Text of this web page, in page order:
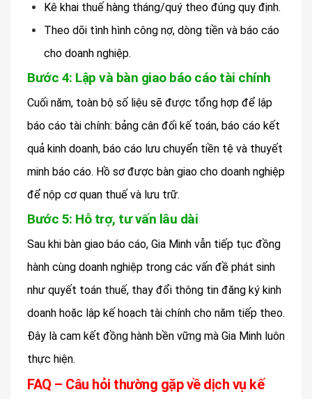
Kê khai thuế hàng tháng/quý theo đúng quy định.
Theo dõi tình hình công nợ, dòng tiền và báo cáo
cho doanh nghiệp.
Bước 4: Lập và bàn giao báo cáo tài chính
Cuối năm, toàn bộ số liệu sẽ được tổng hợp để lập
báo cáo tài chính: bảng cân đối kế toán, báo cáo kết
quả kinh doanh, báo cáo lưu chuyển tiền tệ và thuyết
minh báo cáo. Hồ sơ được bàn giao cho doanh nghiệp
để nộp cơ quan thuế và lưu trữ.
Bước 5: Hỗ trợ, tư vấn lâu dài
Sau khi bàn giao báo cáo, Gia Minh vẫn tiếp tục đồng
hành cùng doanh nghiệp trong các vấn đề phát sinh
như quyết toán thuế, thay đổi thông tin đăng ký kinh
doanh hoặc lập kế hoạch tài chính cho năm tiếp theo.
Đây là cam kết đồng hành bền vững mà Gia Minh luôn
thực hiện.
FAQ – Câu hỏi thường gặp về dịch vụ kế